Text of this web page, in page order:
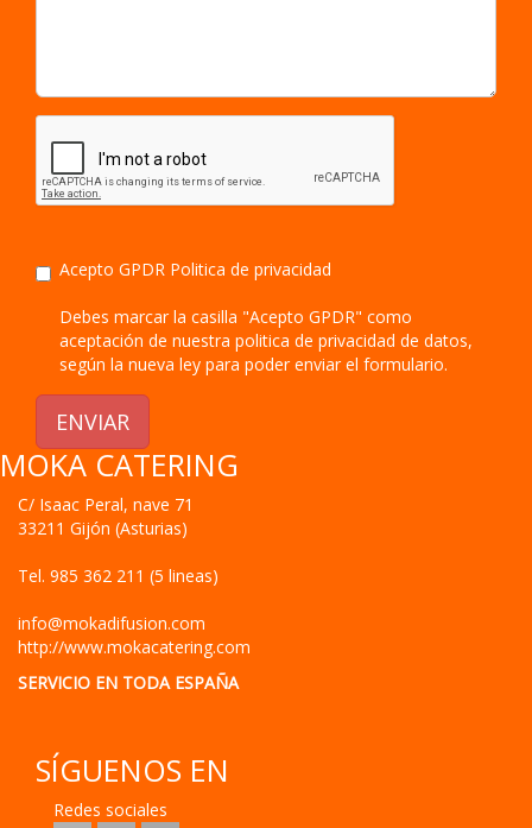
Acepto GPDR Politica de privacidad
Debes marcar la casilla "Acepto GPDR" como
aceptación de nuestra politica de privacidad de datos,
según la nueva ley para poder enviar el formulario.
ENVIAR
MOKA CATERING
C/ Isaac Peral, nave 71
33211 Gijón (Asturias)
Tel. 985 362 211 (5 lineas)
info@mokadifusion.com
http://www.mokacatering.com
SERVICIO EN TODA ESPAÑA
SÍGUENOS EN
Redes sociales